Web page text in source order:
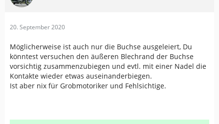
20. September 2020
Möglicherweise ist auch nur die Buchse ausgeleiert, Du
könntest versuchen den äußeren Blechrand der Buchse
vorsichtig zusammenzubiegen und evtl. mit einer Nadel die
Kontakte wieder etwas auseinanderbiegen.
Ist aber nix für Grobmotoriker und Fehlsichtige.